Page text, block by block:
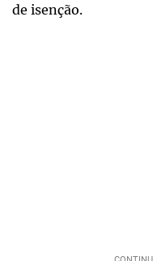
de isenção.